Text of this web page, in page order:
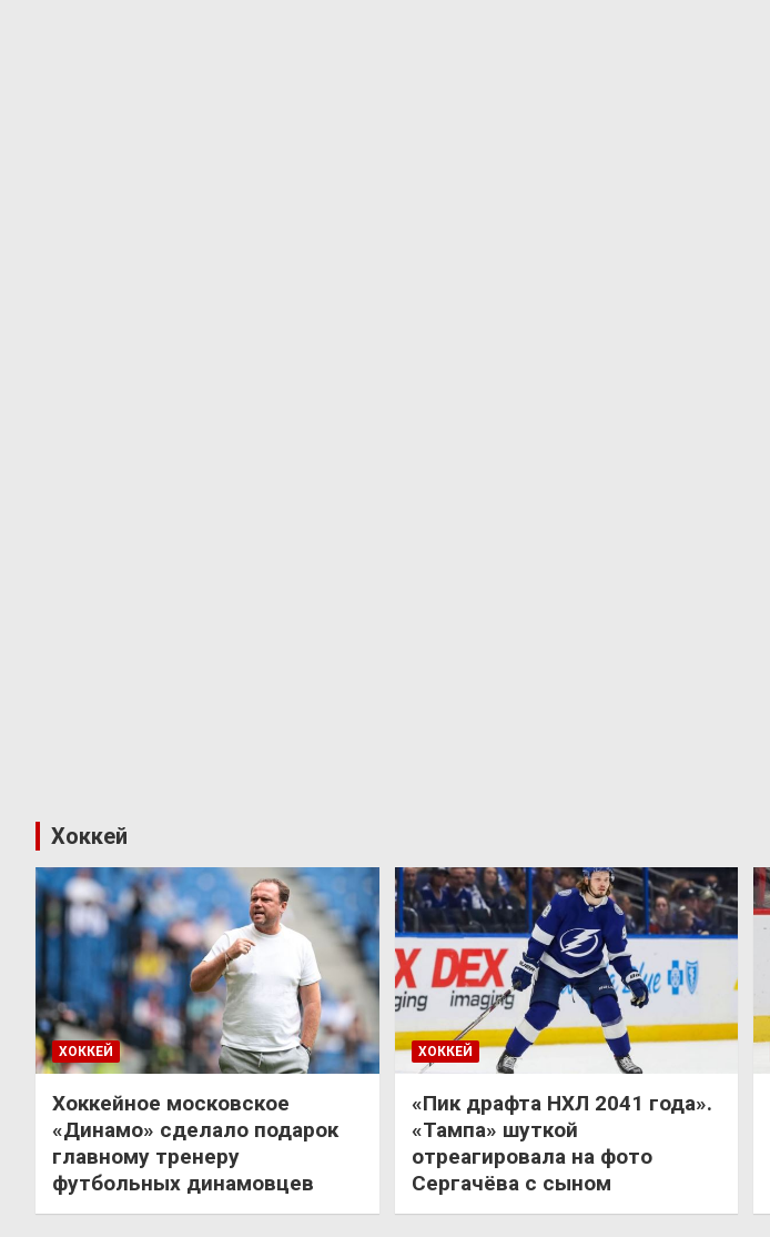
Хоккей
ХОККЕЙ
Хоккейное московское
«Динамо» сделало подарок
главному тренеру
футбольных динамовцев
ХОККЕЙ
«Пик драфта НХЛ 2041 года».
«Тампа» шуткой
отреагировала на фото
Сергачёва с сыном